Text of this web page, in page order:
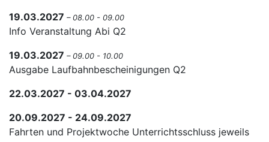
19.03.2027 – 08.00 - 09.00
Info Veranstaltung Abi Q2
19.03.2027 – 09.00 - 10.00
Ausgabe Laufbahnbescheinigungen Q2
22.03.2027 - 03.04.2027
20.09.2027 - 24.09.2027
Fahrten und Projektwoche Unterrichtsschluss jeweils